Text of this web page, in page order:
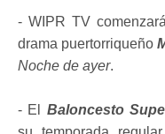
- WIPR TV
drama puertorriqueño
Noche de ayer.
- El Baloncesto